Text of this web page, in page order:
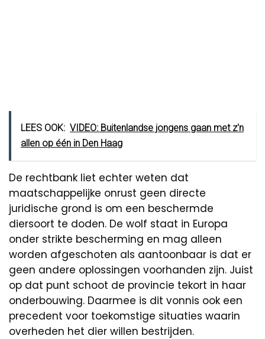
LEES OOK: VIDEO: Buitenlandse jongens gaan met z'n
allen op één in Den Haag
De rechtbank liet echter weten dat
maatschappelijke onrust geen directe
juridische grond is om een beschermde
diersoort te doden. De wolf staat in Europa
onder strikte bescherming en mag alleen
worden afgeschoten als aantoonbaar is dat er
geen andere oplossingen voorhanden zijn. Juist
op dat punt schoot de provincie tekort in haar
onderbouwing. Daarmee is dit vonnis ook een
precedent voor toekomstige situaties waarin
overheden het dier willen bestrijden.